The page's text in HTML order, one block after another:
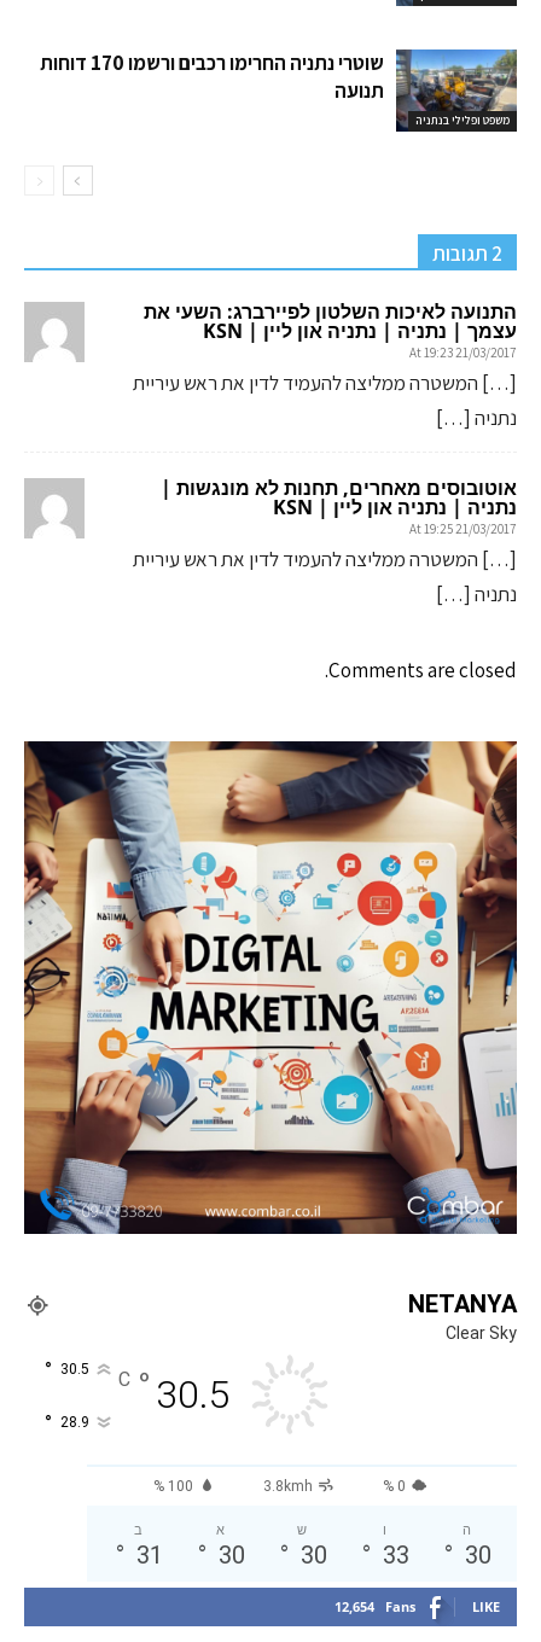
משפט ופלילי בנתניה
שוטרי נתניה החרימו רכבים ורשמו 170 דוחות
תנועה
2 תגובות
התנועה לאיכות השלטון לפיירברג: השעי את
עצמך | נתניה | נתניה און ליין | KSN
21/03/2017 At 19:23
[…] המשטרה ממליצה להעמיד לדין את ראש עיריית
נתניה […]
אוטובוסים מאחרים, תחנות לא מונגשות |
נתניה | נתניה און ליין | KSN
21/03/2017 At 19:25
[…] המשטרה ממליצה להעמיד לדין את ראש עיריית
נתניה […]
Comments are closed.
NETANYA
Clear Sky
30.5
°
C
30.5
°
28.9
°
100 % 3.8kmh 0 %
ה
30
°
ו
33
°
ש
30
°
א
30
°
ב
31
°
12,654 Fans LIKE